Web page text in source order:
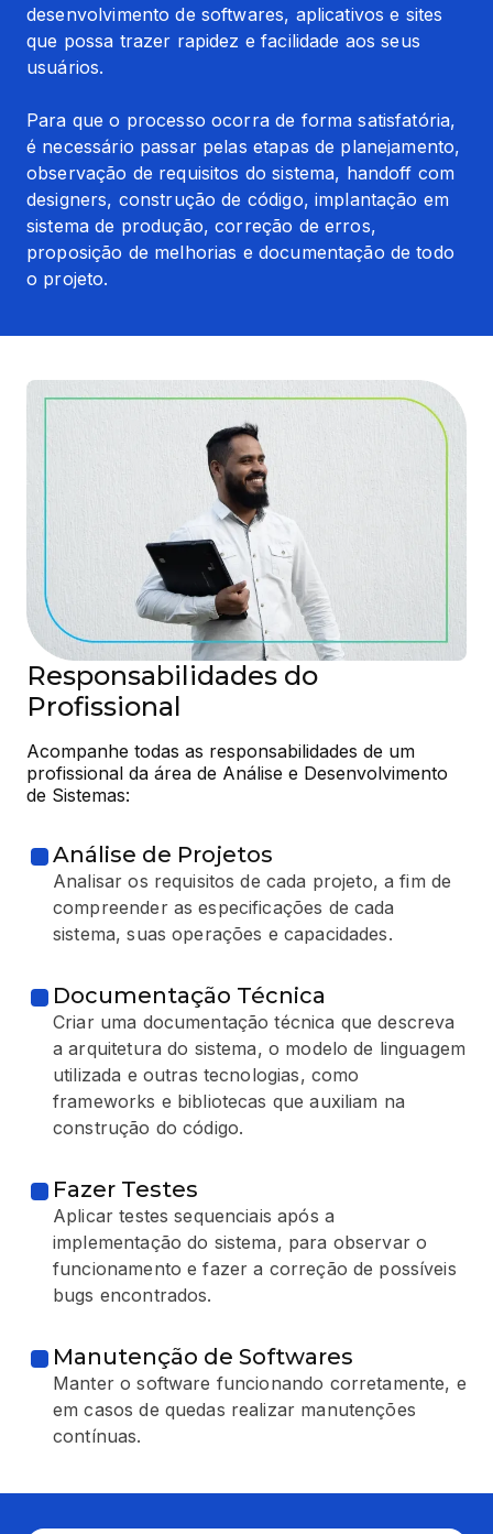
desenvolvimento de softwares, aplicativos e sites
que possa trazer rapidez e facilidade aos seus
usuários.
Para que o processo ocorra de forma satisfatória,
é necessário passar pelas etapas de planejamento,
observação de requisitos do sistema, handoff com
designers, construção de código, implantação em
sistema de produção, correção de erros,
proposição de melhorias e documentação de todo
o projeto.
Responsabilidades do
Profissional
Acompanhe todas as responsabilidades de um
profissional da área de Análise e Desenvolvimento
de Sistemas:
Análise de Projetos
Analisar os requisitos de cada projeto, a fim de
compreender as especificações de cada
sistema, suas operações e capacidades.
Documentação Técnica
Criar uma documentação técnica que descreva
a arquitetura do sistema, o modelo de linguagem
utilizada e outras tecnologias, como
frameworks e bibliotecas que auxiliam na
construção do código.
Fazer Testes
Aplicar testes sequenciais após a
implementação do sistema, para observar o
funcionamento e fazer a correção de possíveis
bugs encontrados.
Manutenção de Softwares
Manter o software funcionando corretamente, e
em casos de quedas realizar manutenções
contínuas.